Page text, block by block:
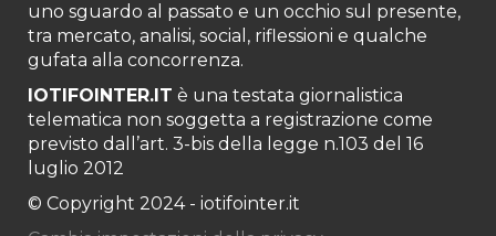
uno sguardo al passato e un occhio sul presente,
tra mercato, analisi, social, riflessioni e qualche
gufata alla concorrenza.
IOTIFOINTER.IT è una testata giornalistica
telematica non soggetta a registrazione come
previsto dall’art. 3-bis della legge n.103 del 16
luglio 2012
© Copyright 2024 - iotifointer.it